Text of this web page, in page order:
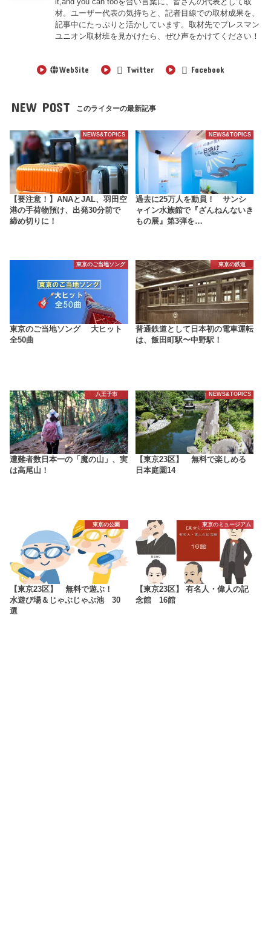
材。ユーザー代表の気持ちと、記者目線での取材成果を、
記事中にたっぷりと活かしています。取材先でプレスマン
ユニオン取材班を見かけたら、ぜひ声をかけてください！
WebSite Twitter Facebook
NEW POST このライターの最新記事
NEWS&TOPICS
【要注意！】ANAとJAL、羽田空
港の手荷物預け、出発30分前で
締め切りに！
NEWS&TOPICS
過去に25万人を動員！ サンシ
ャイン水族館で『ざんねんないき
もの展』第3弾を…
東京のご当地ソング
東京のご当地ソング 大ヒット
全50曲
東京の鉄道
普通鉄道として日本初の電車運転
は、飯田町駅〜中野駅！
八王子市
遭難者数日本一の「魔の山」、実
は高尾山！
NEWS&TOPICS
【東京23区】 無料で楽しめる
日本庭園14
東京の公園
【東京23区】 無料で遊ぶ！
水遊び場＆じゃぶじゃぶ池 30
選
東京のミュージアム
【東京23区】 有名人・偉人の記
念館 16館